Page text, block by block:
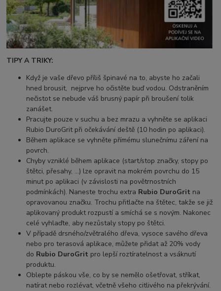
TIPY A TRIKY:
Když je vaše dřevo příliš špinavé na to, abyste ho začali
hned brousit, nejprve ho očistěte buď vodou. Odstraněním
nečistot se nebude váš brusný papír při broušení tolik
zanášet.
Pracujte pouze v suchu a bez mrazu a vyhněte se aplikaci
Rubio DuroGrit při očekávání deště (10 hodin po aplikaci).
Během aplikace se vyhněte přímému slunečnímu záření na
povrch.
Chyby vzniklé během aplikace (start/stop značky, stopy po
štětci, přesahy, …) lze opravit na mokrém povrchu do 15
minut po aplikaci (v závislosti na povětrnostních
podmínkách). Naneste trochu extra Rubio DuroGrit na
opravovanou značku. Trochu přitlačte na štětec, takže se již
aplikovaný produkt rozpustí a smíchá se s novým. Nakonec
celé vyhlaďte, aby nezůstaly stopy po štětci.
V případě drsného/zvětralého dřeva, vysoce savého dřeva
nebo pro terasová aplikace, můžete přidat až 20% vody
do Rubio DuroGrit pro lepší roztíratelnost a vsáknutí
produktu.
Oblepte páskou vše, co by se nemělo ošetřovat, stříkat,
natírat nebo rozlévat, včetně všeho citlivého na překrývání.​